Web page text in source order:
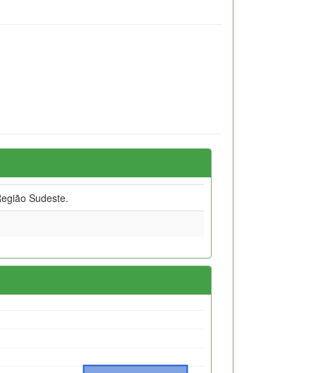
Sudeste.